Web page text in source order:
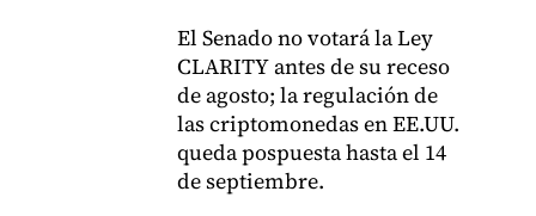
El Senado no votará la Ley
CLARITY antes de su receso
de agosto; la regulación de
las criptomonedas en EE.UU.
queda pospuesta hasta el 14
de septiembre.